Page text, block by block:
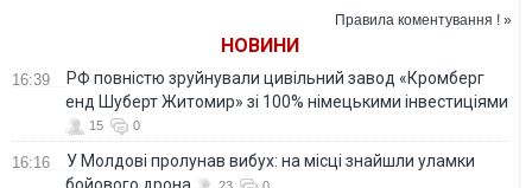
Правила коментування ! »
НОВИНИ
16:39
РФ повністю зруйнували цивільний завод «Кромберг
енд Шуберт Житомир» зі 100% німецькими інвестиціями
15 0
16:16
У Молдові пролунав вибух: на місці знайшли уламки